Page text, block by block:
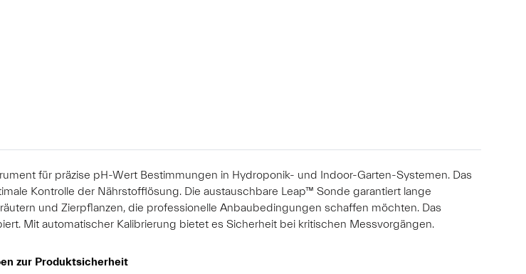
für präzise pH-Wert Bestimmungen in Hydroponik- und Indoor-Garten-Systemen. Das
Kontrolle der Nährstofflösung. Die austauschbare Leap™ Sonde garantiert lange
und Zierpflanzen, die professionelle Anbaubedingungen schaffen möchten. Das
Mit automatischer Kalibrierung bietet es Sicherheit bei kritischen Messvorgängen.
zur Produktsicherheit